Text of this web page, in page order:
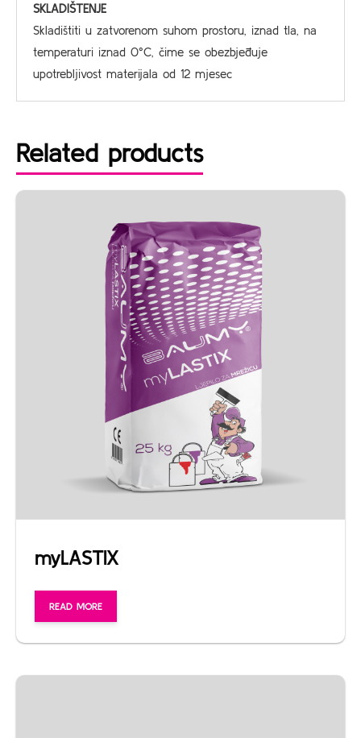
SKLADIŠTENJE
Skladištiti u zatvorenom suhom prostoru, iznad tla, na
temperaturi iznad 0°C, čime se obezbjeđuje
upotrebljivost materijala od 12 mjesec
Related products
myLASTIX
READ MORE